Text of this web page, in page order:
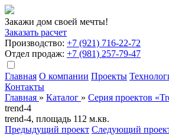
Закажи дом своей мечты!
Заказать расчет
Производство: +7 (921) 716-22-72
Отдел продаж: +7 (981) 257-79-47
Главная О компании Проекты
Контакты
Главная » Кaталог » Серия проектов
trend-4
trend-4, площадь 112 м.кв.
Предыдущий проект Следующий